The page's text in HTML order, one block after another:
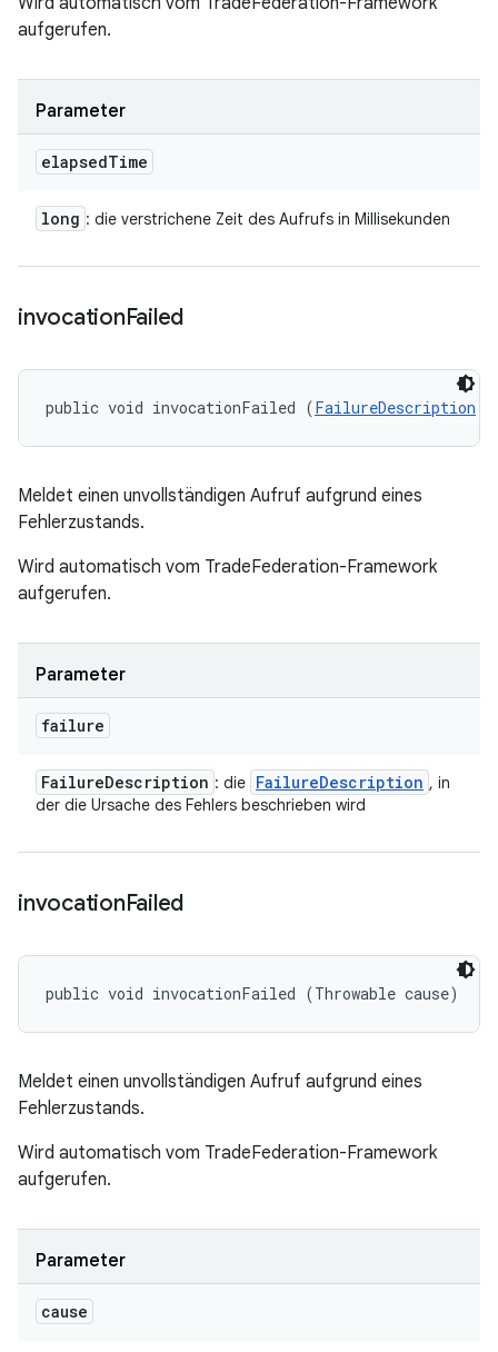
aufgerufen.
Parameter
elapsedTime
long : die verstrichene Zeit des Aufrufs in Millisekunden
invocationFailed
public void invocationFailed (FailureDescription
Meldet einen unvollständigen Aufruf aufgrund eines
Fehlerzustands.
Wird automatisch vom TradeFederation-Framework
aufgerufen.
Parameter
failure
FailureDescription : die FailureDescription , in
der die Ursache des Fehlers beschrieben wird
invocationFailed
public void invocationFailed (Throwable cause)
Meldet einen unvollständigen Aufruf aufgrund eines
Fehlerzustands.
Wird automatisch vom TradeFederation-Framework
aufgerufen.
Parameter
cause